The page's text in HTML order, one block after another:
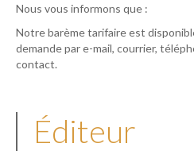
Nous vous informons que :
Notre barème tarifaire est
demande par e-mail, courrier,
contact.
Éditeur